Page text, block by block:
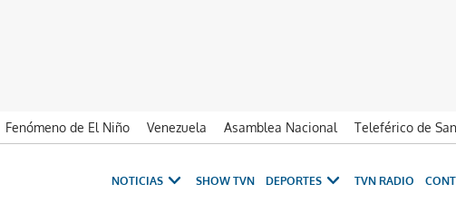
Fenómeno de El Niño Venezuela Asamblea Nacional Teleférico de
NOTICIAS SHOW TVN DEPORTES TVN RADIO